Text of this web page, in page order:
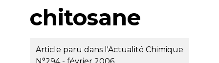
chitosane
Article paru dans l'Actualité Chimique